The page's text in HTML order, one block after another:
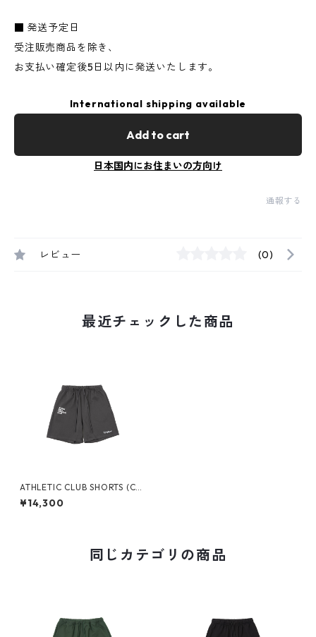
■ 発送予定日
受注販売商品を除き、
お支払い確定後5日以内に発送いたします。
International shipping available
Add to cart
日本国内にお住まいの方向け
通報する
レビュー (0)
最近チェックした商品
ATHLETIC CLUB SHORTS (CH
GREY)
¥14,300
同じカテゴリの商品